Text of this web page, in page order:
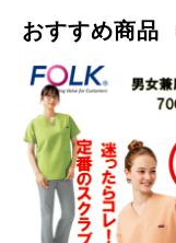
おすすめ商品